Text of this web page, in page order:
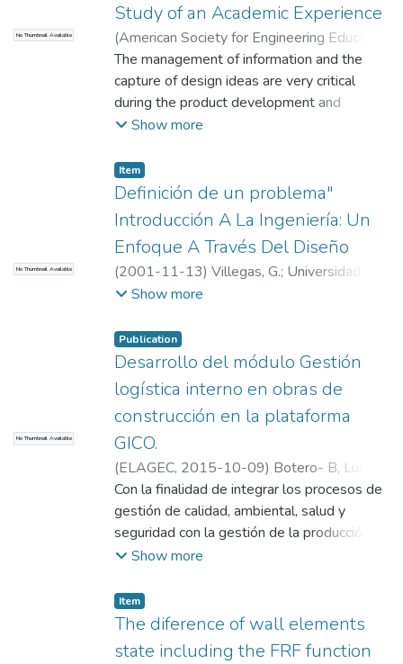
No Thumbnail Available
Study of an Academic Experience
(American Society for Engineering Education
( ASEE ),2010-06-23)Esparragoza, Iván
Mejá-Gutiérrez, R.;Rodríguez Arroyave, C.
Universidad EAFIT. Departamento de
Ingeniería de Producción
The management of information and the
capture of design ideas are very critical
during the product development and
product lifecycle management. They could
efficiency and quality are important and the
concurrent design
Show more
No Thumbnail Available
Item
Definición de un problema"
Introducción A La Ingeniería: Un
Enfoque A Través Del Diseño
(2001-11-13) Villegas, G.; Universidad
EAFIT. Departamento de Ingeniería
(GEMI)
Show more
No Thumbnail Available
Publication
Desarrollo del módulo Gestión
logística interno en obras de
construcción en la plataforma
GICO.
(ELAGEC, 2015-10-09) Botero- B, Luis-F
Vasquez, Alejandro;Universidad EAFIT.
Departamento de Ingeniería Civil;Gestión
de la Construcción
Con la finalidad de integrar los procesos de
gestión de calidad, ambiental, salud y
seguridad con la gestión de la producción,
se desarrolló, en el año 2006, el sistema de
Show more
Item
The diference of wall elements
state including the FRF function